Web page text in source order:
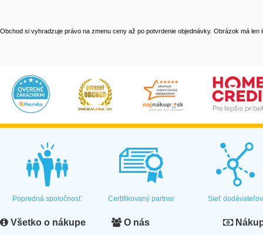
Obchod si vyhradzuje právo na zmenu ceny až po potvrdenie objednávky. Obrázok má len
Popredná spoločnosť Certifikovaný partner Sieť dodávateľov
Všetko o nákupe O nás